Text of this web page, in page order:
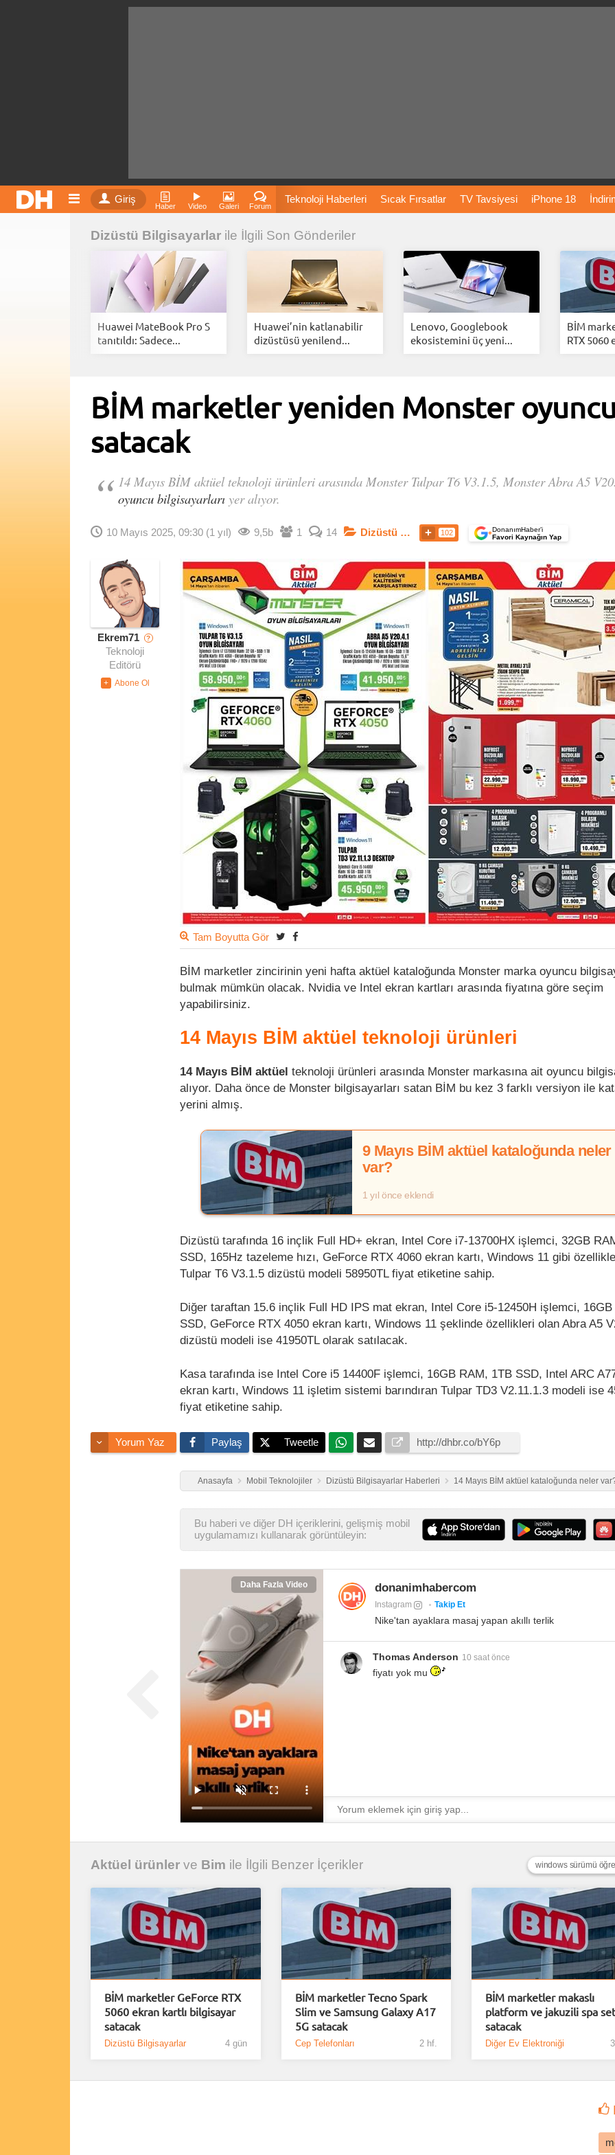
Giriş
Haber Video Galeri Forum
Teknoloji Haberleri Sıcak Fırsatlar TV Tavsiyesi iPhone 18
Film Önerileri
Fiyatları Vizyondaki Filmler Bitcoin Dizi Önerileri Önerileri
İnstagram Dondurma İnstagram Çöktü Mü
Dizüstü Bilgisayarlar ile İlgili Son Gönderiler
Huawei MateBook Pro S
tanıtıldı: Sadece...
Huawei’nin katlanabilir
dizüstüsü yenilend...
Lenovo, Googlebook
ekosistemini üç yeni...
BİM
RTX 5060
BİM marketler yeniden Monster
satacak
14 Mayıs BİM aktüel teknoloji ürünleri arasında Monster Tulpar T6 V3.1.5, Monster Abra A5
oyuncu bilgisayarları yer alıyor.
10 Mayıs 2025, 09:30 (1 yıl) 9,5b 1 14 Dizüstü Bilgisayarlar 102 +DonanımHaber’i
Favori Kaynağın Yap
Ekrem71 ?
Teknoloji
Editörü
Tam Boyutta Gör
BİM marketler zincirinin yeni hafta aktüel kataloğunda Monster marka oyuncu
bulmak mümkün olacak. Nvidia ve Intel ekran kartları arasında fiyatına göre seçim
yapabilirsiniz.
14 Mayıs BİM aktüel teknoloji ürünleri
14 Mayıs BİM aktüel teknoloji ürünleri arasında Monster markasına ait oyuncu
alıyor. Daha önce de Monster bilgisayarları satan BİM bu kez 3 farklı versiyon ile
yerini almış.
9 Mayıs BİM aktüel kataloğunda neler
var?
1 yıl önce eklendi
Dizüstü tarafında 16 inçlik Full HD+ ekran, Intel Core i7-13700HX işlemci, 32GB
SSD, 165Hz tazeleme hızı, GeForce RTX 4060 ekran kartı, Windows 11 gibi
Tulpar T6 V3.1.5 dizüstü modeli 58950TL fiyat etiketine sahip.
Diğer taraftan 15.6 inçlik Full HD IPS mat ekran, Intel Core i5-12450H işlemci,
SSD, GeForce RTX 4050 ekran kartı, Windows 11 şeklinde özellikleri olan Abra A5
dizüstü modeli ise 41950TL olarak satılacak.
Kasa tarafında ise Intel Core i5 14400F işlemci, 16GB RAM, 1TB SSD, Intel ARC
ekran kartı, Windows 11 işletim sistemi barındıran Tulpar TD3 V2.11.1.3 modeli ise
fiyat etiketine sahip.
Yorum Yaz Paylaş Tweetle
Anasayfa Mobil Teknolojiler Dizüstü Bilgisayarlar Haberleri 14 Mayıs BİM aktüel kataloğunda neler
Bu haberi ve diğer DH içeriklerini, gelişmiş mobil
uygulamamızı kullanarak görüntüleyin:
Daha Fazla Video donanimhabercom
Instagram Takip Et
Nike'tan ayaklara masaj yapan akıllı terlik
Thomas Anderson 10 saat önce
fiyatı yok mu
Aktüel ürünler ve Bim ile İlgili Benzer İçerikler windows sürümü
BİM marketler GeForce RTX
5060 ekran kartlı bilgisayar
satacak
Dizüstü Bilgisayarlar 4 gün
BİM marketler Tecno Spark
Slim ve Samsung Galaxy A17
5G satacak
Cep Telefonları 2 hf.
BİM marketler makaslı
platform ve jakuzili spa
satacak
Diğer Ev Elektroniği